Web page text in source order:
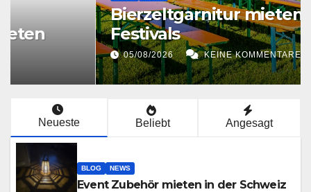
Bierzeltgarnitur mieten für
Festivals
KEINE KOMMENTARE
Neueste Beliebt Angesagt
BLOG NEWS
Event Zubehör mieten in der Schweiz